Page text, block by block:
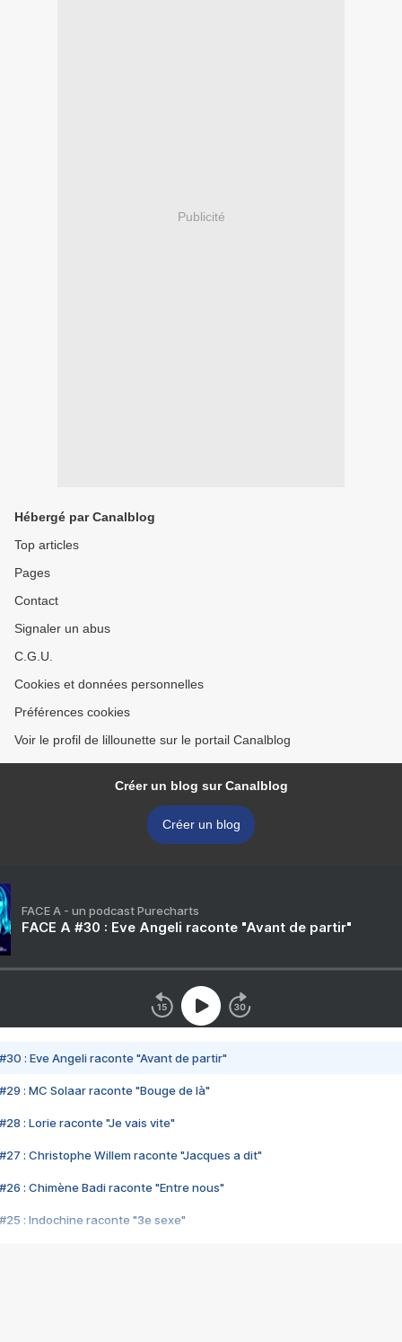
Publicité
Hébergé par Canalblog
Top articles
Pages
Contact
Signaler un abus
C.G.U.
Cookies et données personnelles
Préférences cookies
Voir le profil de lillounette sur le portail Canalblog
Créer un blog sur Canalblog
Créer un blog
FACE A - un podcast Purecharts
FACE A #30 : Eve Angeli raconte "Avant de partir"
#30 : Eve Angeli raconte "Avant de partir"
#29 : MC Solaar raconte "Bouge de là"
#28 : Lorie raconte "Je vais vite"
#27 : Christophe Willem raconte "Jacques a dit"
#26 : Chimène Badi raconte "Entre nous"
#25 : Indochine raconte "3e sexe"